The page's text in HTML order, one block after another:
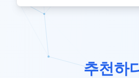
추천하